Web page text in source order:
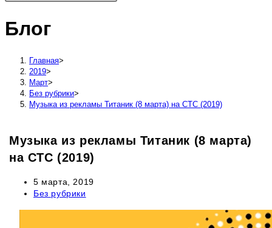
сайту
Блог
Главная>
2019>
Март>
Без рубрики>
Музыка из рекламы Титаник (8 марта) на СТС (2019)
Музыка из рекламы Титаник (8 марта)
на СТС (2019)
Запись
опубликована:
5 марта, 2019
Рубрика
Без рубрики